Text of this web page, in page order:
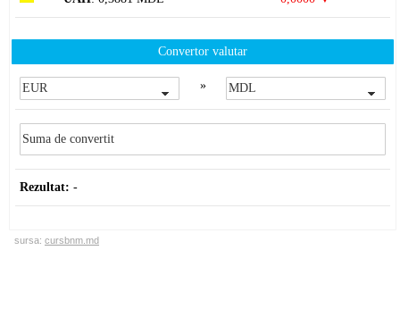
Convertor valutar
»
Rezultat: -
sursa: cursbnm.md